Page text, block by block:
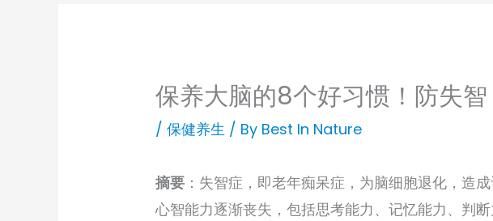
保养大脑的8个好习惯！防失
/保健养生 / By Best In Nature
摘要 ：失智症，即老年痴呆症，为脑细胞退化，造
心智能力逐渐丧失，包括思考能力、记忆能力、判